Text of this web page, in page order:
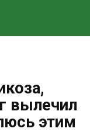
вылечил
этим